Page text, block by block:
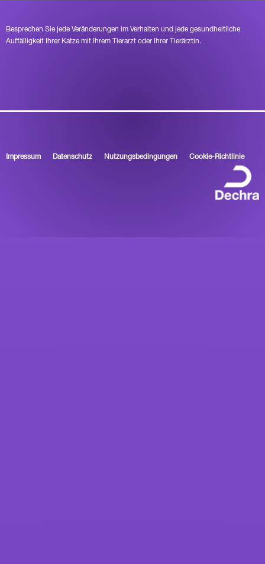
Besprechen Sie jede Veränderungen im Verhalten und jede gesundheitliche
Auffälligkeit Ihrer Katze mit Ihrem Tierarzt oder Ihrer Tierärztin.
Impressum Datenschutz Nutzungsbedingungen Cookie-Richtlinie